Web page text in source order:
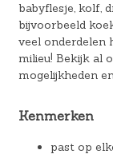
babyflesje, kolf,
bijvoorbeeld
veel onderdelen
milieu! Bekijk al
mogelijkheden
Kenmerken
past op